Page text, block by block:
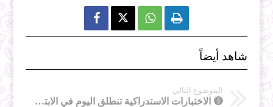
  
شاهد أيضاً
الموضوع التالي
🔴 الاختبارات الاستدراكية تنطلق اليوم في الابتدائي و الثانوي